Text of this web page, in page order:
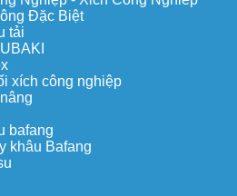
Đặc Biệt
tải
xích công nghiệp
bafang
khâu Bafang